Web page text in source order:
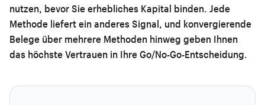
nutzen, bevor Sie erhebliches Kapital binden. Jede
Methode liefert ein anderes Signal, und konvergierende
Belege über mehrere Methoden hinweg geben Ihnen
das höchste Vertrauen in Ihre Go/No-Go-Entscheidung.